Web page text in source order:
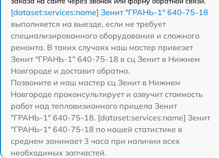
[dataset:services:name] Зенит "ГРАНЬ-1" 640-75-18
выполняется на выезде, если не требует
специализированного оборудования и сложного
ремонта. В таких случаях наш мастер привезет
Зенит "ГРАНЬ-1" 640-75-18 в сц Зенит в Нижнем
Новгороде и доставит обратно.
Позвоните и наш мастер сц Зенит в Нижнем
Новгороде проконсультирует и озвучит стоимость
работ над тепловизионного прицела Зенит
"ГРАНЬ-1" 640-75-18. [dataset:services:name] Зенит
"ГРАНЬ-1" 640-75-18 по нашей статистике в
среднем занимает 3 часа при наличии всех
необходимых запчастей.